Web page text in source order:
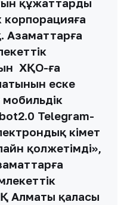
корпорацияға
Азаматтарға
ХҚО-ға
еске
Telegram-
үкімет
қолжетімді»,
Алматы қаласы